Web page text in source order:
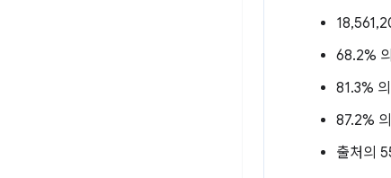
68.2%
81.3%
87.2%
출처의